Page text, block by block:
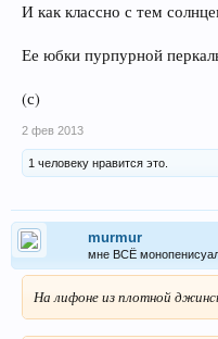
И как классно с тем
Ее юбки пурпурной
(с)
2 фев 2013
1 человеку нравится это.
murmur
мне ВСЁ
На лифоне из плотной